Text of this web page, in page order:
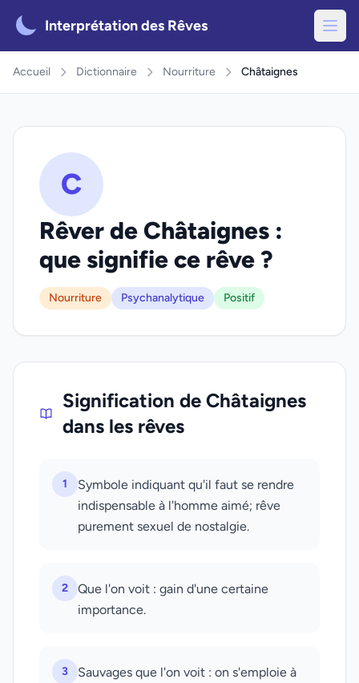
Interprétation des Rêves
Accueil Dictionnaire Nourriture Châtaignes
C
Rêver de Châtaignes :
que signifie ce rêve ?
Nourriture Psychanalytique Positif
Signification de Châtaignes
dans les rêves
1
Symbole indiquant qu'il faut se rendre
indispensable à l'homme aimé; rêve
purement sexuel de nostalgie.
2
Que l'on voit : gain d'une certaine
importance.
3
Sauvages que l'on voit : on s'emploie à